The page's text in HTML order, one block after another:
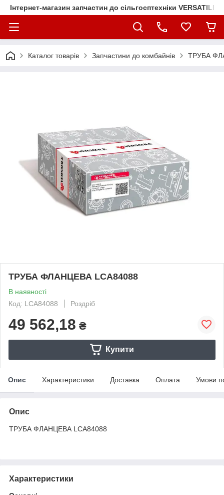
Інтернет-магазин запчастин до сільгосптехніки VERSATILE
Каталог товарів Запчастини до комбайнів ТРУБА
ТРУБА ФЛАНЦЕВА LCA84088
В наявності
Код: LCA84088
Роздріб
49 562,18 ₴
Купити
Опис Характеристики Доставка Оплата Умови
Опис
ТРУБА ФЛАНЦЕВА LCA84088
Характеристики